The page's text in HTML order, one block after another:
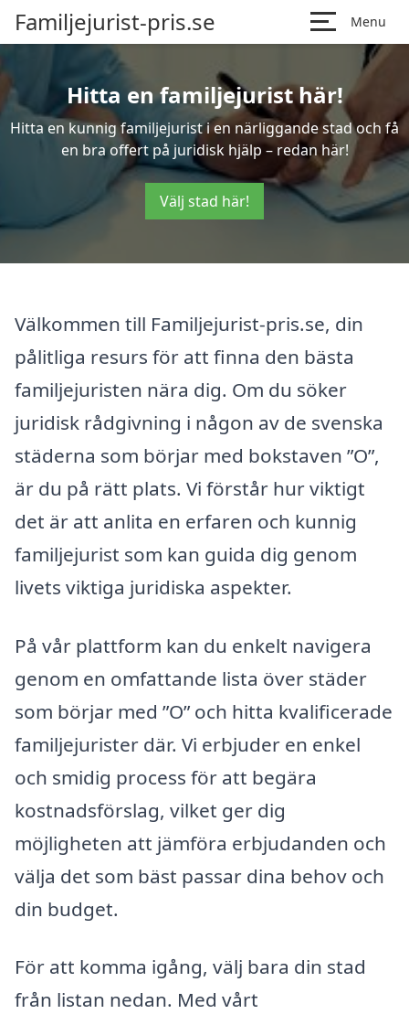
Familjejurist-pris.se Menu
Hitta en familjejurist här!
Hitta en kunnig familjejurist i en närliggande stad och få
en bra offert på juridisk hjälp – redan här!
Välj stad här!
Välkommen till Familjejurist-pris.se, din
pålitliga resurs för att finna den bästa
familjejuristen nära dig. Om du söker
juridisk rådgivning i någon av de svenska
städerna som börjar med bokstaven ”O”,
är du på rätt plats. Vi förstår hur viktigt
det är att anlita en erfaren och kunnig
familjejurist som kan guida dig genom
livets viktiga juridiska aspekter.
På vår plattform kan du enkelt navigera
genom en omfattande lista över städer
som börjar med ”O” och hitta kvalificerade
familjejurister där. Vi erbjuder en enkel
och smidig process för att begära
kostnadsförslag, vilket ger dig
möjligheten att jämföra erbjudanden och
välja det som bäst passar dina behov och
din budget.
För att komma igång, välj bara din stad
från listan nedan. Med vårt